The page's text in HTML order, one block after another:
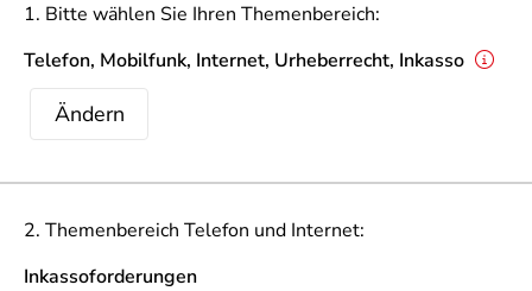
1. Bitte wählen Sie Ihren Themenbereich:
Telefon, Mobilfunk, Internet, Urheberrecht, Inkasso
Ändern
2. Themenbereich Telefon und Internet:
Inkassoforderungen